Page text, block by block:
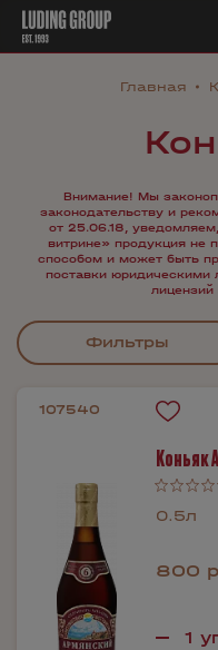
Главная
Внимание! Мы
законодательству и
от 25.06.18,
витрине» продукция не
способом и может быть
поставки юридическими
лицензий
Фильтры
107540
Коньяк
0.5л
800